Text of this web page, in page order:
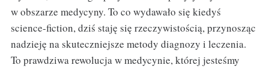
w obszarze medycyny. To co wydawało się kiedyś
science-fiction, dziś staję się rzeczywistością, przynosząc
nadzieję na skuteczniejsze metody diagnozy i leczenia.
To prawdziwa rewolucja w medycynie, której jesteśmy